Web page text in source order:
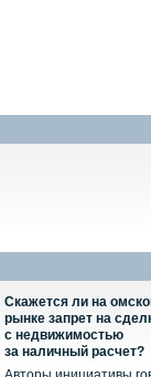
Скажется ли на
рынке запрет на
с недвижимостью
за наличный расчет?